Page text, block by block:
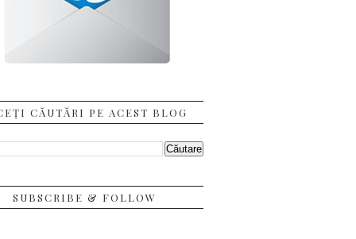
CĂUTĂRI PE ACEST BLOG
SUBSCRIBE & FOLLOW